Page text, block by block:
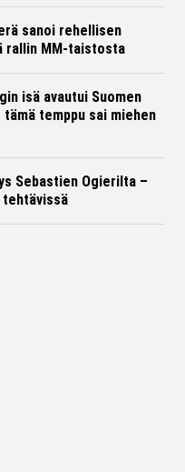
sanoi rehellisen
rallin MM-taistosta
isä avautui Suomen
temppu sai miehen
Sebastien Ogierilta –